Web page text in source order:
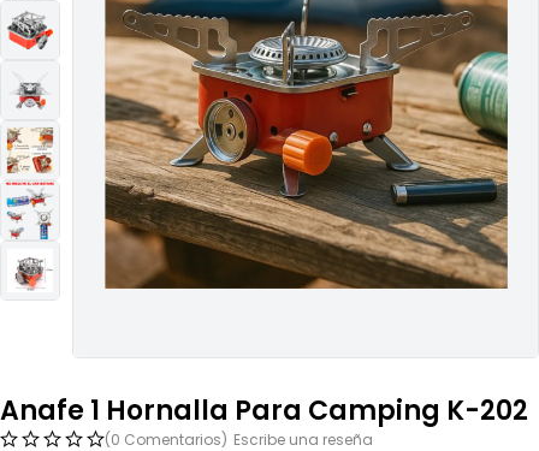
Anafe 1 Hornalla Para Camping K-202
(0 Comentarios) Escribe una reseña